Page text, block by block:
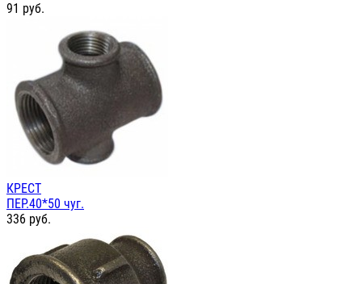
91 руб.
КРЕСТ
ПЕР.40*50 чуг.
336 руб.